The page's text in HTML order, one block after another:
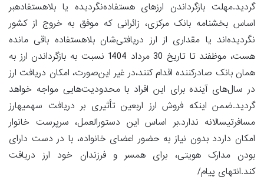
گردید.مهلت بازگرداندن ارزهای هستفاده‌نگردیده یا بلاهستفادهبر
اساس بخشنامه بانک مرکزی، زائرانی که موفق به خروج از کشور
نگردیده‌اند یا مقداری از ارز دریافتی‌شان بلاهستفاده باقی مانده
هست، موظفند تا تاریخ 30 مرداد 1404 نسبت به بازگرداندن ارز به
همان بانک صادرکننده اقدام کنند،در غیر این‌صورت، امکان دریافت ارز
در سال‌های آینده برای این افراد با محدودیت‌هایی مواجه خواهد
گردید.ضمن اینکه فروش ارز اربعین تأثیری بر دریافت سهمیهارز
مسافرتیسالانه ندارد.بر اساس این دستورالعمل، سرپرست خانوار
امکان داردد بدون نیاز به حضور اعضای خانواده، با در دست دارای
بودن مدارک هویتی، برای همسر و فرزندان خود ارز دریافت
کند.انتهای پیام/